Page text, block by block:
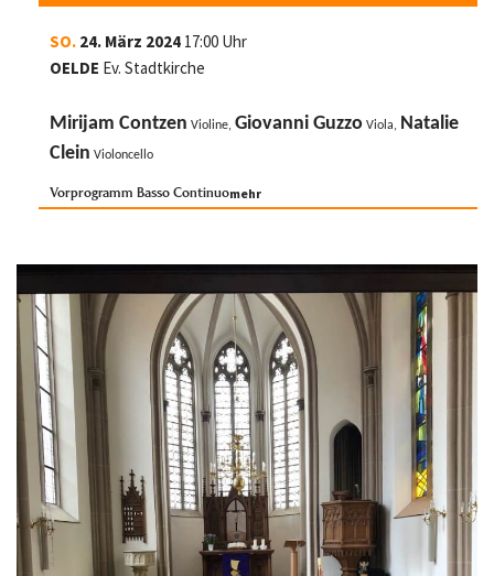
SO. 24. März 2024 17:00 Uhr
OELDE Ev. Stadtkirche
Mirijam Contzen Violine, Giovanni Guzzo Viola, Natalie
Clein Violoncello
Vorprogramm Basso Continuomehr